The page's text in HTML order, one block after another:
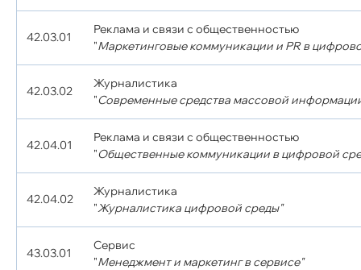
42.03.01
Реклама и связи с общественностью
"Маркетинговые коммуникации и PR в
42.03.02
Журналистика
"Современные средства массовой
42.04.01
Реклама и связи с общественностью
"Общественные коммуникации в цифровой
42.04.02
Журналистика
"Журналистика цифровой среды"
43.03.01
Сервис
"Менеджмент и маркетинг в сервисе"